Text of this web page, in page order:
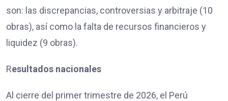
son: las discrepancias, controversias y arbitraje (10
obras), así como la falta de recursos financieros y
liquidez (9 obras).
Resultados nacionales
Al cierre del primer trimestre de 2026, el Perú